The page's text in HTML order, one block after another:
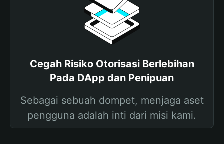
Cegah Risiko Otorisasi Berlebihan
Pada DApp dan Penipuan
Sebagai sebuah dompet, menjaga aset
pengguna adalah inti dari misi kami.